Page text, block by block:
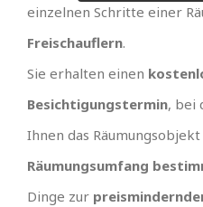
einzelnen Schritte einer
Freischauflern.
Sie erhalten einen
Besichtigungstermin, bei
Ihnen das
Räumungsumfang
Dinge zur